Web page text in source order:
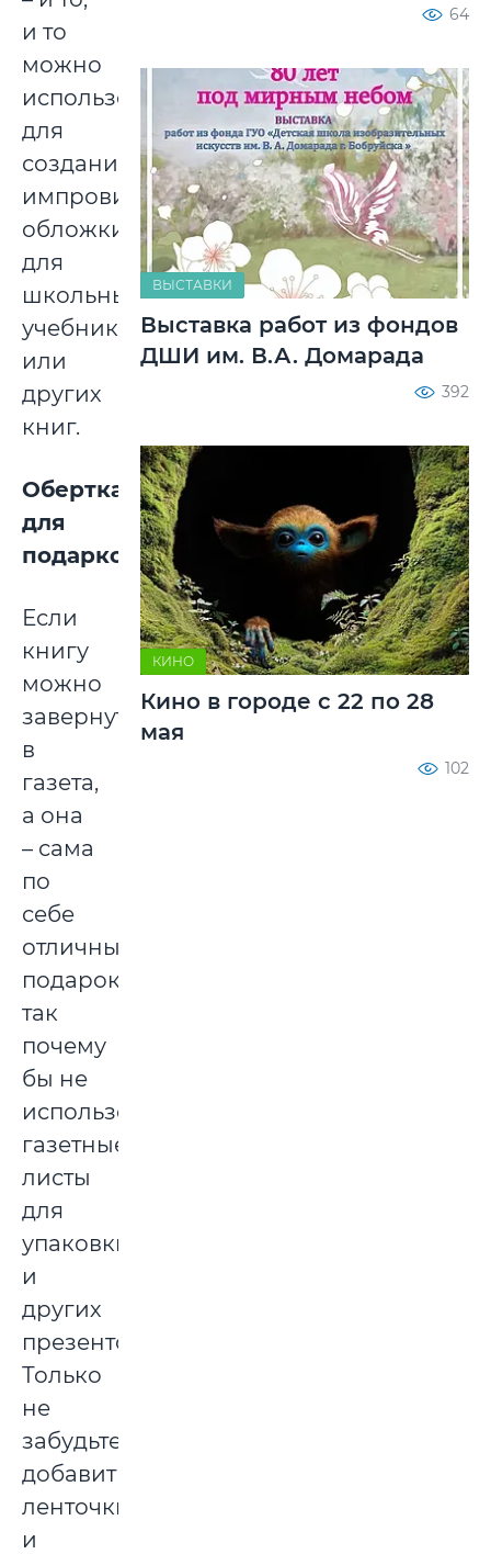
и то
можно
использовать
для
создания
импровизированной
обложки
для
школьных
учебников
или
других
книг.
Обертка
для
подарков
Если
книгу
можно
завернуть
в
газета,
а она
– сама
по
себе
отличный
подарок,
так
почему
бы не
использовать
газетные
листы
для
упаковки
и
других
презентов?
Только
не
забудьте
добавить
ленточки
и
64
ВЫСТАВКИ
Выставка работ из фондов
ДШИ им. В.А. Домарада
392
КИНО
Кино в городе с 22 по 28
мая
102